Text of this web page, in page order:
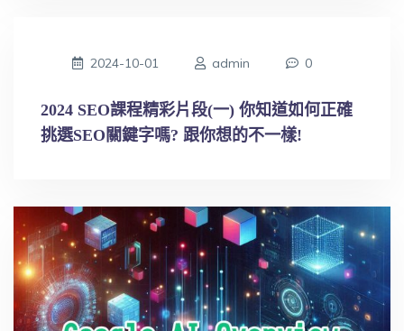
2024-10-01 admin 0
2024 SEO課程精彩片段(一) 你知道如何正確
挑選SEO關鍵字嗎? 跟你想的不一樣!